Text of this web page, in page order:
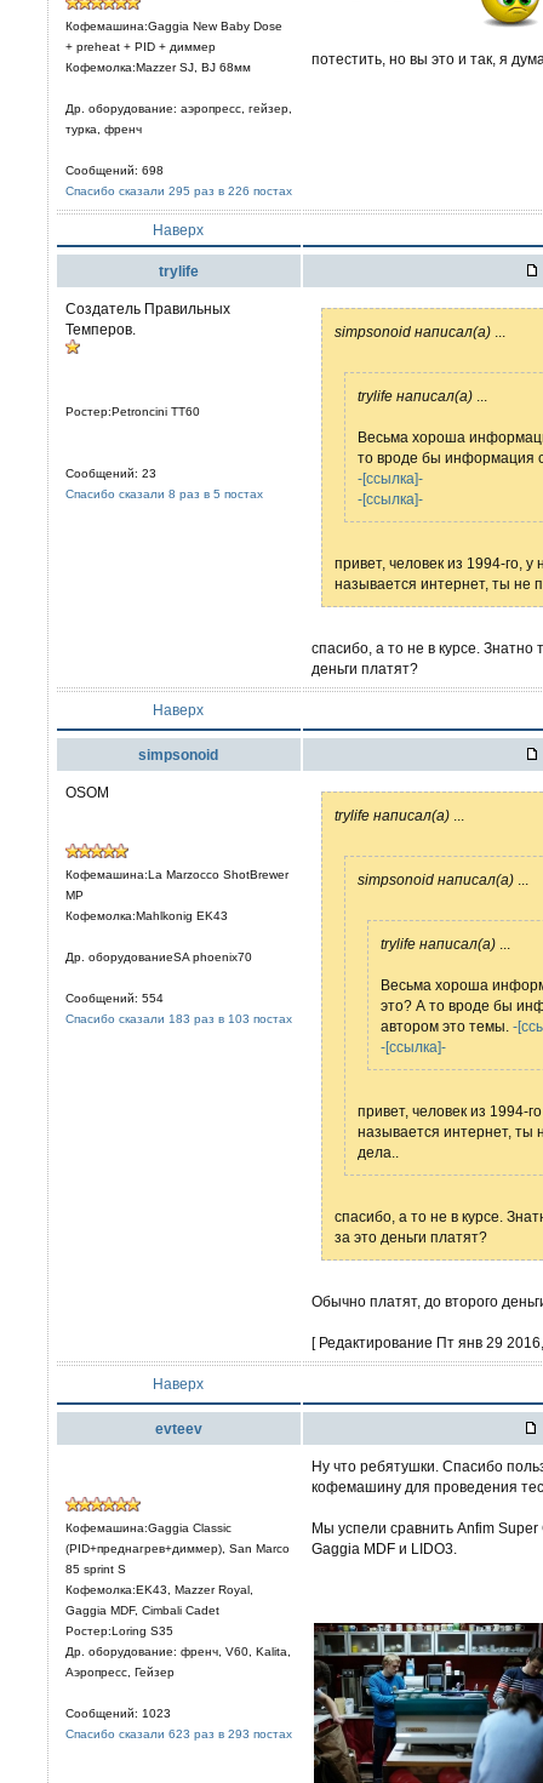
Кофемашина:Gaggia New Baby Dose
+ preheat + PID + диммер
Кофемолка:Mazzer SJ, BJ 68мм
Др. оборудование: аэропресс, гейзер,
турка, френч
Сообщений: 698
Спасибо сказали 295 раз в 226 постах
потестить, но вы это и так, я
Наверх
trylife
Создатель Правильных
Темперов.
Ростер:Petroncini TT60
Сообщений: 23
Спасибо сказали 8 раз в 5 постах
simpsonoid написал(а)
trylife написал(а)
Весьма хороша
то вроде бы информация
-[ссылка]-
-[ссылка]-
привет, человек из 1994-го, у
называется интернет, ты не
спасибо, а то не в курсе.
деньги платят?
Наверх
simpsonoid
OSOM
Кофемашина:La Marzocco ShotBrewer
MP
Кофемолка:Mahlkonig EK43
Др. оборудованиеSA phoenix70
Сообщений: 554
Спасибо сказали 183 раз в 103 постах
trylife написал(а)
simpsonoid написал(а)
trylife написал(а)
Весьма хороша
это? А то вроде бы
автором это темы. -
-[ссылка]-
привет, человек из 1994-
называется интернет, ты
дела..
спасибо, а то не в курсе.
за это деньги платят?
Обычно платят, до второго
[ Редактирование Пт янв 29
Наверх
evteev
Кофемашина:Gaggia Classic
(PID+преднагрев+диммер), San Marco
85 sprint S
Кофемолка:EK43, Mazzer Royal,
Gaggia MDF, Cimbali Cadet
Ростер:Loring S35
Др. оборудование: френч, V60, Kalita,
Аэропресс, Гейзер
Сообщений: 1023
Спасибо сказали 623 раз в 293 постах
Ну что ребятушки. Спасибо
кофемашину для проведения
Мы успели сравнить Anfim
Gaggia MDF и LIDO3.